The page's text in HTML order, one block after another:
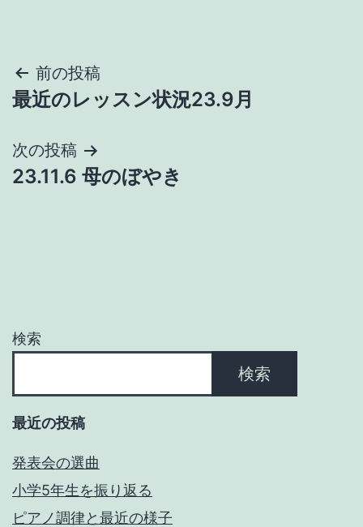
投
稿
ナ
ビ
ョ
前の投稿
最近のレッスン状況23.9月
次の投稿
23.11.6 母のぼやき
検索
検索
最近の投稿
発表会の選曲
小学5年生を振り返る
ピアノ調律と最近の様子